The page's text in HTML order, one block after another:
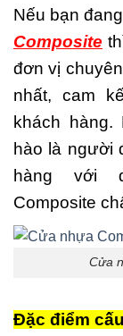
Nếu bạn
Composite
đơn vị
nhất, cam
khách
hào là người
hàng với
Composite
Cửa
Đặc điểm